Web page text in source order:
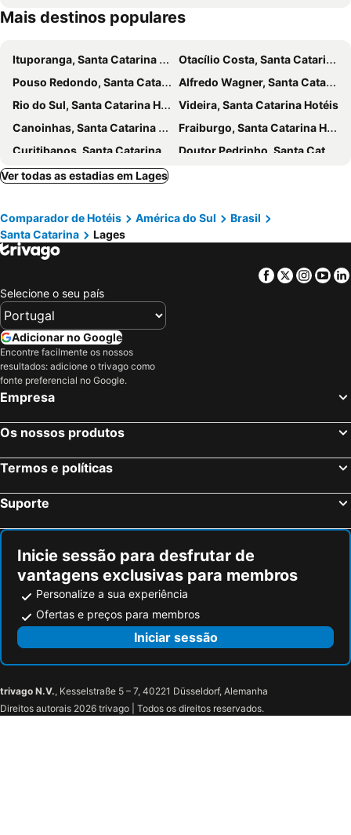
Mais destinos populares
Ituporanga, Santa Catarina Hotéis
Otacílio Costa, Santa Catarina Hotéis
Pouso Redondo, Santa Catarina Hotéis
Alfredo Wagner, Santa Catarina Hotéis
Rio do Sul, Santa Catarina Hotéis
Videira, Santa Catarina Hotéis
Canoinhas, Santa Catarina Hotéis
Fraiburgo, Santa Catarina Hotéis
Curitibanos, Santa Catarina Hotéis
Doutor Pedrinho, Santa Catarina Hotéis
Caçador, Santa Catarina Hotéis
Fortaleza, Ceará Hotéis
Natal, Rio Grande do Norte Hotéis
Foz do Iguaçu, Paraná Hotéis
Porto de Galinhas, Pernambuco Hotéis
Salvador, Bahia Hotéis
Porto Seguro, Bahia Hotéis
Ver todas as estadias em Lages
Comparador de Hotéis América do Sul
Brasil
Santa Catarina
Lages
Facebook
Twitter
Selecione o seu país
Adicionar no Google
Encontre facilmente os nossos
resultados: adicione o trivago como
fonte preferencial no Google.
Empresa
Os nossos produtos
Termos e políticas
Suporte
Inicie sessão para desfrutar de
vantagens exclusivas para membros
Personalize a sua experiência
Ofertas e preços para membros
Iniciar sessão
trivago N.V., Kesselstraße 5 – 7, 40221 Düsseldorf, Alemanha
Direitos autorais 2026 trivago | Todos os direitos reservados.